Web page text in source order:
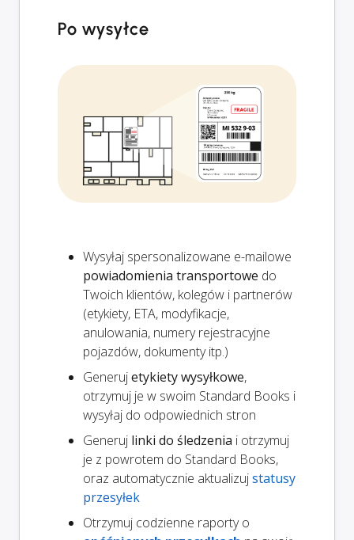
Po wysyłce
Wysyłaj spersonalizowane e-mailowe
powiadomienia transportowe do
Twoich klientów, kolegów i partnerów
(etykiety, ETA, modyfikacje,
anulowania, numery rejestracyjne
pojazdów, dokumenty itp.)
Generujetykiety wysyłkowe,
otrzymuj je w swoim Standard Books i
wysyłaj do odpowiednich stron
Generuj linki do śledzenia i otrzymuj
je z powrotem do Standard Books,
oraz automatycznie aktualizujstatusy
przesyłek
Otrzymuj codzienne raporty o